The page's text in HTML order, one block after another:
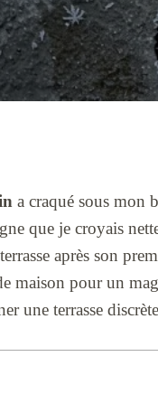
a craqué sous mon
que je croyais
après son
maison pour un
une terrasse